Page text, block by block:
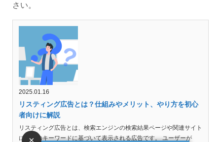
さい。
2025.01.16
リスティング広告とは？仕組みやメリット、やり方を初心
者向けに解説
リスティング広告とは、検索エンジンの検索結果ページや関連サイト
に特定のキーワードに基づいて表示される広告です。 ユーザーが